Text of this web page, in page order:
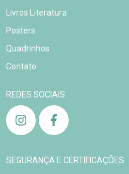
Livros Literatura
Posters
Quadrinhos
Contato
REDES SOCIAIS
SEGURANÇA E CERTIFICAÇÕES